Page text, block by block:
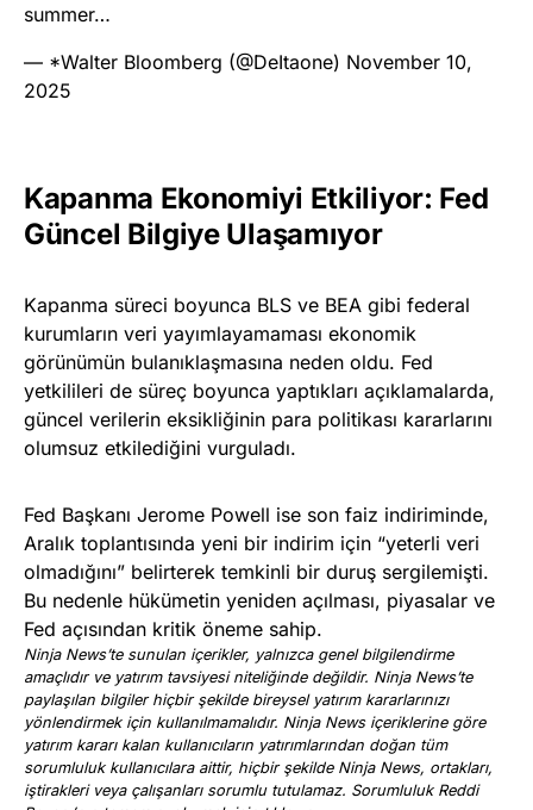
summer…
— *Walter Bloomberg (@DeItaone) November 10,
2025
Kapanma Ekonomiyi Etkiliyor: Fed
Güncel Bilgiye Ulaşamıyor
Kapanma süreci boyunca BLS ve BEA gibi federal
kurumların veri yayımlayamaması ekonomik
görünümün bulanıklaşmasına neden oldu. Fed
yetkilileri de süreç boyunca yaptıkları açıklamalarda,
güncel verilerin eksikliğinin para politikası kararlarını
olumsuz etkilediğini vurguladı.
Fed Başkanı Jerome Powell ise son faiz indiriminde,
Aralık toplantısında yeni bir indirim için “yeterli veri
olmadığını” belirterek temkinli bir duruş sergilemişti.
Bu nedenle hükümetin yeniden açılması, piyasalar ve
Fed açısından kritik öneme sahip.
Ninja News’te sunulan içerikler, yalnızca genel bilgilendirme
amaçlıdır ve yatırım tavsiyesi niteliğinde değildir. Ninja News’te
paylaşılan bilgiler hiçbir şekilde bireysel yatırım kararlarınızı
yönlendirmek için kullanılmamalıdır. Ninja News içeriklerine göre
yatırım kararı kalan kullanıcıların yatırımlarından doğan tüm
sorumluluk kullanıcılara aittir, hiçbir şekilde Ninja News, ortakları,
iştirakleri veya çalışanları sorumlu tutulamaz. Sorumluluk Reddi